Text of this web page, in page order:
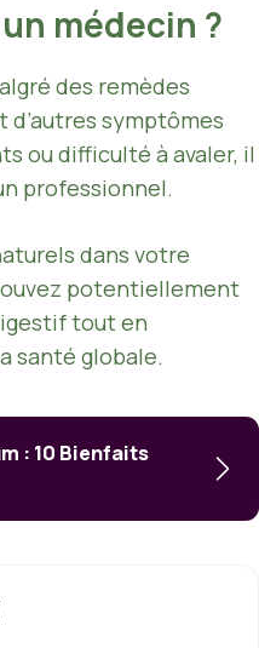
médecin ?
des remèdes
d’autres symptômes
ou difficulté à avaler, il
professionnel.
dans votre
potentiellement
tout en
santé globale.
: 10 Bienfaits